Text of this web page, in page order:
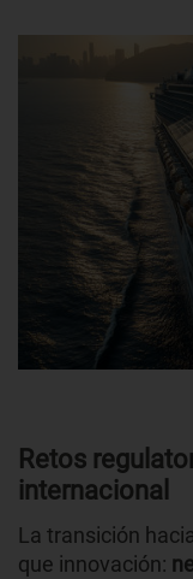
Retos
internacional
La transición
que innovación: